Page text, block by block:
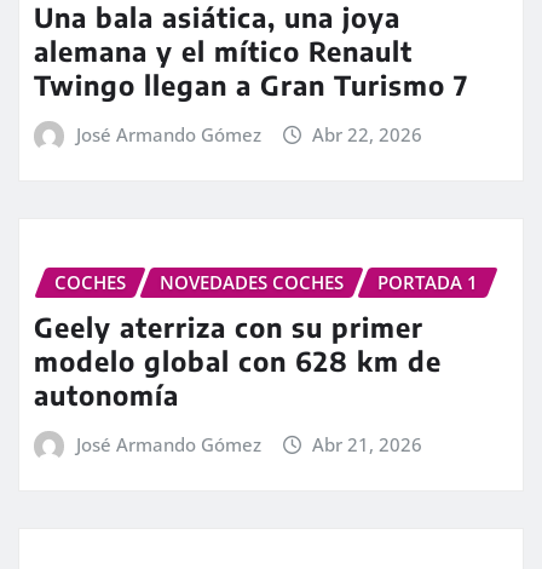
Una bala asiática, una joya
alemana y el mítico Renault
Twingo llegan a Gran Turismo 7
José Armando Gómez Abr 22, 2026
COCHES NOVEDADES COCHES PORTADA 1
Geely aterriza con su primer
modelo global con 628 km de
autonomía
José Armando Gómez Abr 21, 2026